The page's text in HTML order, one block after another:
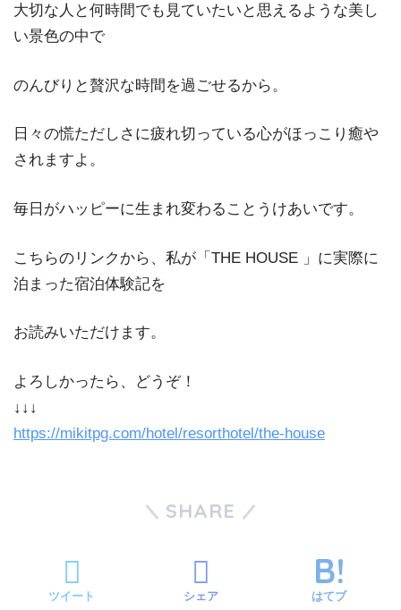
大切な人と何時間でも見ていたいと思えるような美し
い景色の中で
のんびりと贅沢な時間を過ごせるから。
日々の慌ただしさに疲れ切っている心がほっこり癒や
されますよ。
毎日がハッピーに生まれ変わることうけあいです。
こちらのリンクから、私が「THE HOUSE 」に実際に
泊まった宿泊体験記を
お読みいただけます。
よろしかったら、どうぞ！
↓↓↓
https://mikitpg.com/hotel/resorthotel/the-house
SHARE
ツイート シェア はてブ